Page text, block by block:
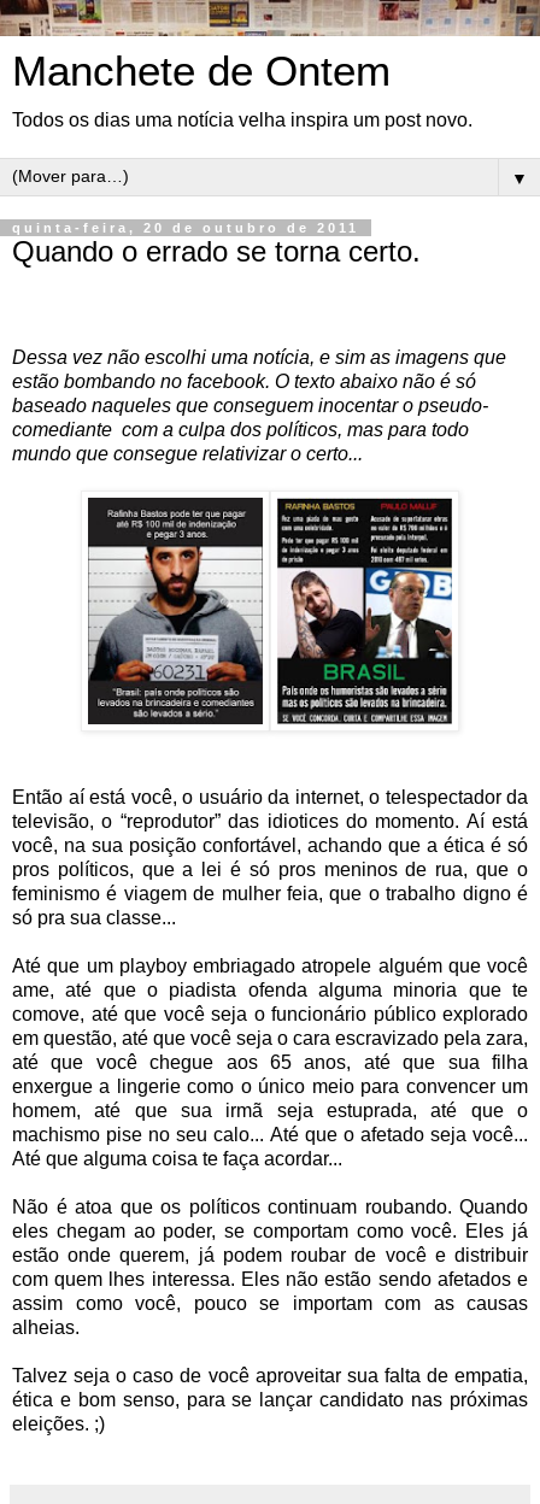
Manchete de Ontem
Todos os dias uma notícia velha inspira um post novo.
▼
quinta-feira, 20 de outubro de 2011
Quando o errado se torna certo.
Dessa vez não escolhi uma notícia, e sim as imagens que
estão bombando no facebook. O texto abaixo não é só
baseado naqueles que conseguem inocentar o pseudo-
comediante com a culpa dos políticos, mas para todo
mundo que consegue relativizar o certo...
Então aí está você, o usuário da internet, o telespectador da
televisão, o “reprodutor” das idiotices do momento. Aí está
você, na sua posição confortável, achando que a ética é só
pros políticos, que a lei é só pros meninos de rua, que o
feminismo é viagem de mulher feia, que o trabalho digno é
só pra sua classe...
Até que um playboy embriagado atropele alguém que você
ame, até que o piadista ofenda alguma minoria que te
comove, até que você seja o funcionário público explorado
em questão, até que você seja o cara escravizado pela zara,
até que você chegue aos 65 anos, até que sua filha
enxergue a lingerie como o único meio para convencer um
homem, até que sua irmã seja estuprada, até que o
machismo pise no seu calo... Até que o afetado seja você...
Até que alguma coisa te faça acordar...
Não é atoa que os políticos continuam roubando. Quando
eles chegam ao poder, se comportam como você. Eles já
estão onde querem, já podem roubar de você e distribuir
com quem lhes interessa. Eles não estão sendo afetados e
assim como você, pouco se importam com as causas
alheias.
Talvez seja o caso de você aproveitar sua falta de empatia,
ética e bom senso, para se lançar candidato nas próximas
eleições. ;)